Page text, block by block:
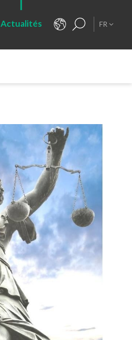
Actualités FR